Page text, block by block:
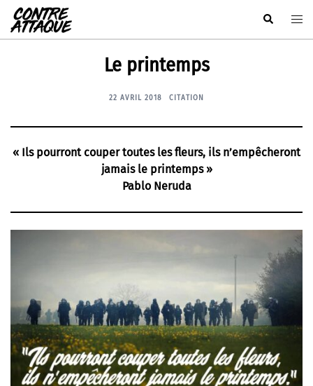
Aller
au
contenu
Rechercher
Le printemps
22 AVRIL 2018 CITATION
« Ils pourront couper toutes les fleurs, ils n’empêcheront
jamais le printemps »
Pablo Neruda